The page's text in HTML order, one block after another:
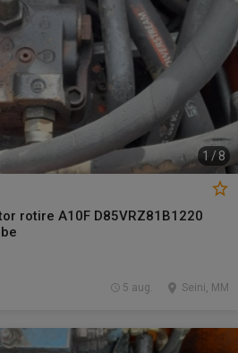
1 /8
rotire A10F D85VRZ81B1220
Seini, MM
5 aug.